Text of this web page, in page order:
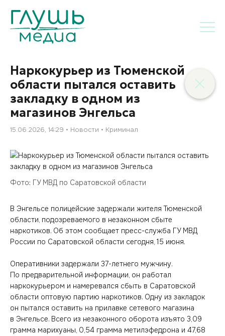
Наркокурьер из Тюменской
области пытался оставить
закладку в одном из
магазинов Энгельса
15.06.2026, 14:29 Новости Криминал
Фото: ГУ МВД по Саратовской области
В Энгельсе полицейские задержали жителя Тюменской
области, подозреваемого в незаконном сбыте
наркотиков. Об этом сообщает пресс-служба ГУ МВД
России по Саратовской области сегодня, 15 июня.
Оперативники задержали 37-летнего мужчину.
По предварительной информации, он работал
наркокурьером и намеревался сбыть в Саратовской
области оптовую партию наркотиков. Одну из закладок
он пытался оставить на прилавке сетевого магазина
в Энгельсе. Всего из незаконного оборота изъято 3,09
грамма марихуаны, 0,54 грамма метилэфедрона и 47,68